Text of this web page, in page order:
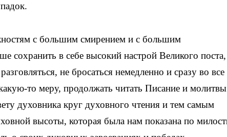
с большим смирением и с большим
сохранить в себе высокий настрой Великого
не бросаться немедленно и сразу во все
то меру, продолжать читать Писание и молитвы
духовника круг духовного чтения и тем самым
высоты, которая была нам показана по